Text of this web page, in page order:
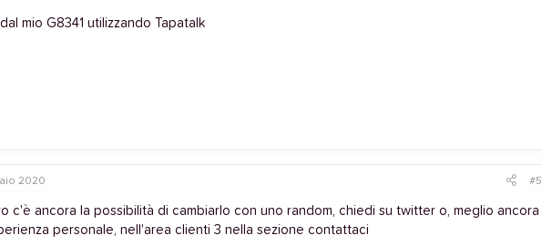
mio G8341 utilizzando Tapatalk
2020 #5
c'è ancora la possibilità di cambiarlo con uno random, chiedi su twitter o, meglio ancora
personale, nell'area clienti 3 nella sezione contattaci